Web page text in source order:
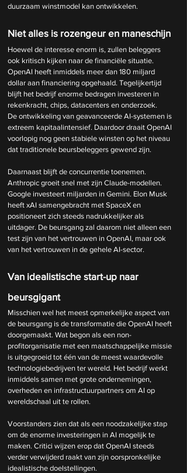
duurzaam winstmodel kan ontwikkelen.
Niet alles is rozengeur en maneschijn
Hoewel de interesse enorm is, zullen beleggers
ook kritisch kijken naar de financiële situatie.
OpenAI heeft inmiddels meer dan 180 miljard
dollar aan financiering opgehaald. Tegelijkertijd
blijft het bedrijf enorme bedragen investeren in
rekenkracht, chips, datacenters en onderzoek.
De ontwikkeling van geavanceerde AI-systemen is
extreem kapitaalintensief. Daardoor draait OpenAI
voorlopig nog geen stabiele winsten op het niveau
dat traditionele beursbeleggers gewend zijn.
Daarnaast blijft de concurrentie toenemen.
Anthropic groeit snel met zijn Claude-modellen.
Google investeert miljarden in Gemini. Elon Musk
heeft xAI samengebracht met SpaceX en
positioneert zich steeds nadrukkelijker als
uitdager. De beursgang zal daarom niet alleen een
test zijn van het vertrouwen in OpenAI, maar ook
van het vertrouwen in de gehele AI-sector.
Van idealistische start-up naar
beursgigant
Misschien wel het meest opmerkelijke aspect van
de beursgang is de transformatie die OpenAI heeft
doorgemaakt. Wat begon als een non-
profitorganisatie met een maatschappelijke missie
is uitgegroeid tot één van de meest waardevolle
technologiebedrijven ter wereld. Het bedrijf werkt
inmiddels samen met grote ondernemingen,
overheden en infrastructuurpartners om AI op
wereldschaal uit te rollen.
Voorstanders zien dat als een noodzakelijke stap
om de enorme investeringen in AI mogelijk te
maken. Critici wijzen erop dat OpenAI steeds
verder verwijderd raakt van zijn oorspronkelijke
idealistische doelstellingen.